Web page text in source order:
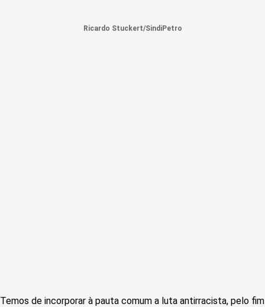
Ricardo Stuckert/SindiPetro
Temos de incorporar à pauta comum a luta antirracista, pelo